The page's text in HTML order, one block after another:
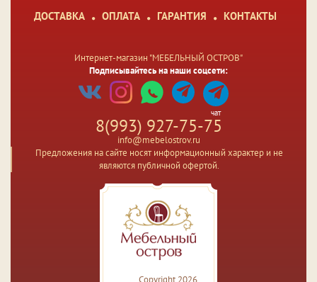
ДОСТАВКА ОПЛАТА ГАРАНТИЯ КОНТАКТЫ
Интернет-магазин "МЕБЕЛЬНЫЙ ОСТРОВ"
Подписывайтесь на наши соцсети:
чат
8(993) 927-75-75
info@mebelostrov.ru
Предложения на сайте носят информационный характер и не
являются публичной офертой.
Copyright 2026